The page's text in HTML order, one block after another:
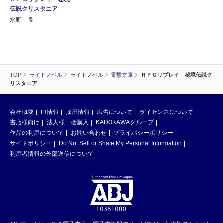
TOP ライトノベル ライトノベル 電撃文庫
ＲＰＧリプレイ 秘境伝説ク
リスタニア
伝説クリスタニア
水野 良
会社概要 IR情報 採用情報 広告について
ライセンスについて
書店様向け
法人様一括購入
KADOKAWAグループ
作品の利用について
お問い合わせ
プライバシーポリシー
サイトポリシー
Do Not Sell or Share My Personal Information
利用者情報の外部送信について